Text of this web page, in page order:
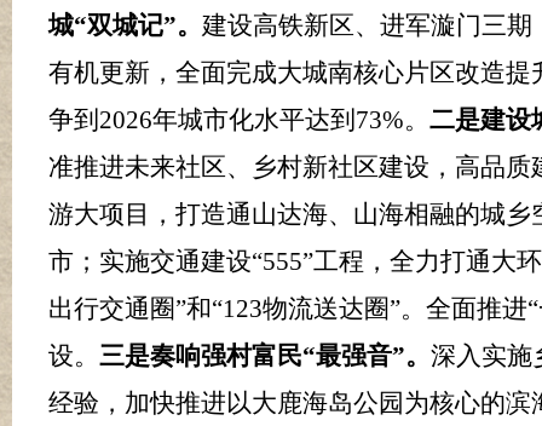
城“双城记”。 建设高铁新区、进军漩门三
有机更新，全面完成大城南核心片区改造
争到 2026年城市化水平达到 73%。 二是建设
准推进未来社区、乡村新社区建设，高品
游大项目，打造通山达海、山海相融的城
市；实施交通建设“555”工程，全力打通大
出行交通圈”和“123物流送达圈”。全面推进
设。 三是奏响强村富民“最强音”。 深入实施
经验，加快推进以大鹿海岛公园为核心的